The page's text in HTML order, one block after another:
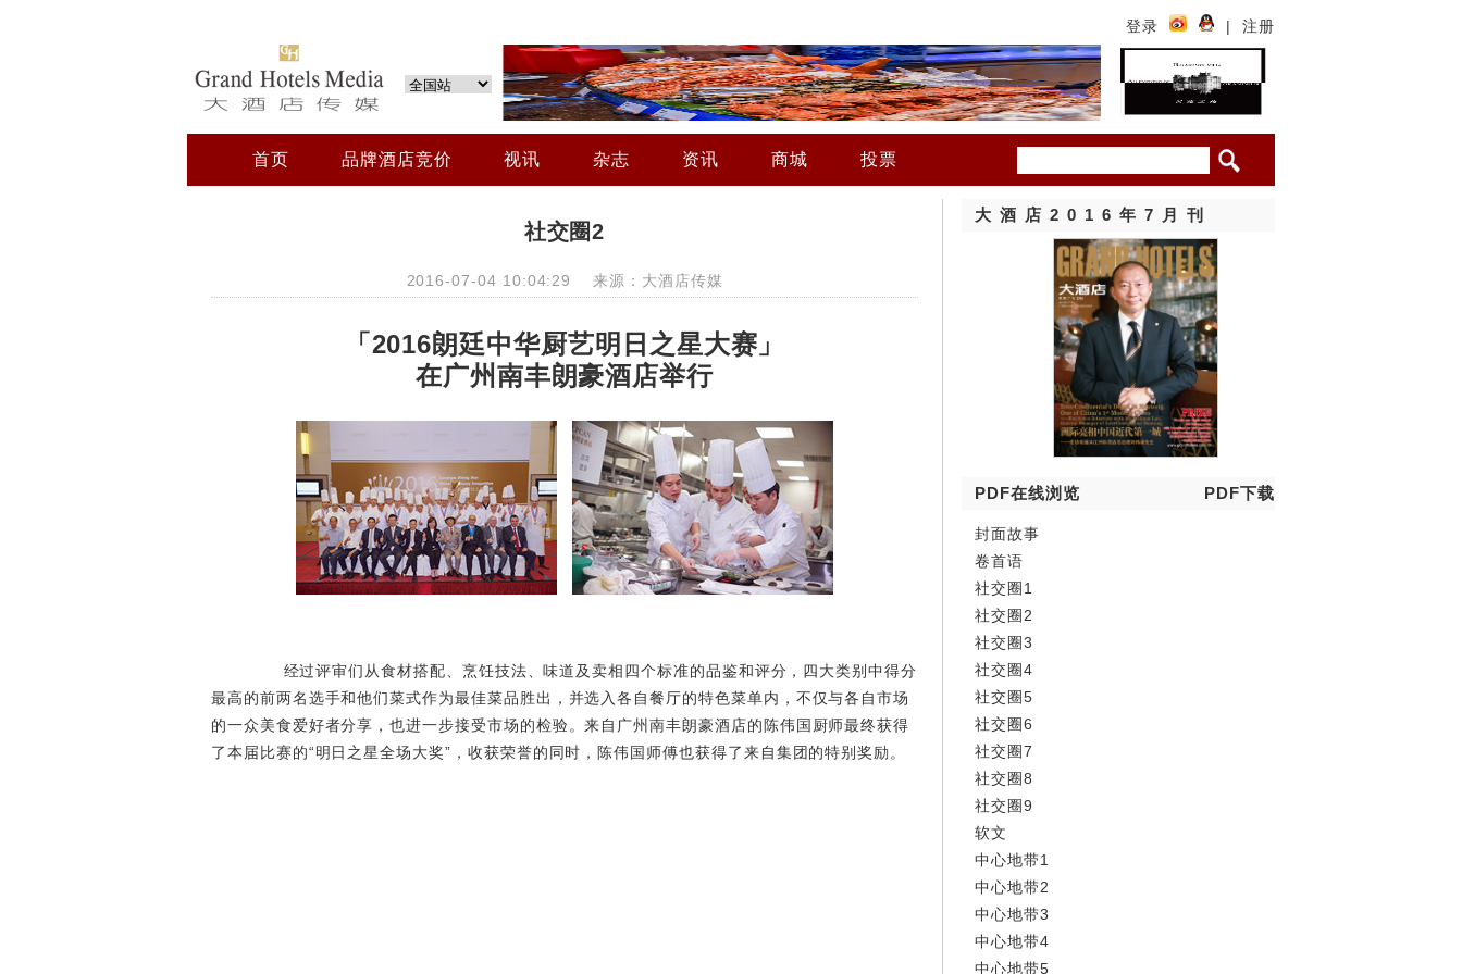
登录 | 注册
首页 品牌酒店竞价 视讯 杂志 资讯 商城 投票
社交圈2
2016-07-04 10:04:29 来源：大酒店传媒
「2016朗廷中华厨艺明日之星大赛」
在广州南丰朗豪酒店举行
经过评审们从食材搭配、烹饪技法、味道及卖相四个标准的品鉴和评分，四大类别中得分
最高的前两名选手和他们菜式作为最佳菜品胜出，并选入各自餐厅的特色菜单内，不仅与各自市场
的一众美食爱好者分享，也进一步接受市场的检验。来自广州南丰朗豪酒店的陈伟国厨师最终获得
了本届比赛的“明日之星全场大奖”，收获荣誉的同时，陈伟国师傅也获得了来自集团的特别奖励。
大酒店2016年7月刊
PDF在线浏览 PDF下载
封面故事
卷首语
社交圈1
社交圈2
社交圈3
社交圈4
社交圈5
社交圈6
社交圈7
社交圈8
社交圈9
软文
中心地带1
中心地带2
中心地带3
中心地带4
中心地带5